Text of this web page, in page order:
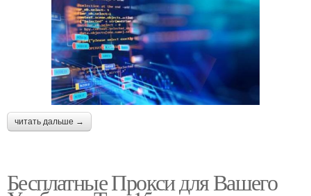
читать дальше →
Бесплатные Прокси для Вашего